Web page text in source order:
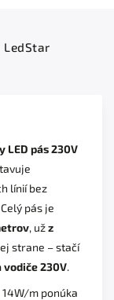
LedStar
LED pás 230V
línií bez
pás je
, užz
strane – stačí
230V.
m ponúka